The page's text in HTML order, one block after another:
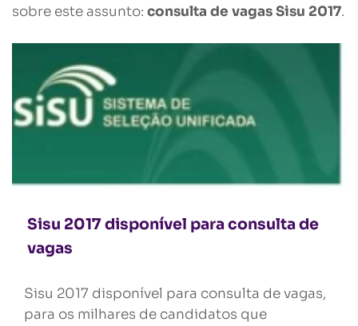
sobre este assunto: consulta de vagas Sisu 2017.
Sisu 2017 disponível para consulta de
vagas
Sisu 2017 disponível para consulta de vagas,
para os milhares de candidatos que